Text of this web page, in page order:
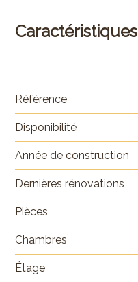
Caractéristiques
Référence
Disponibilité
Année de construction
Dernières rénovations
Pièces
Chambres
Étage